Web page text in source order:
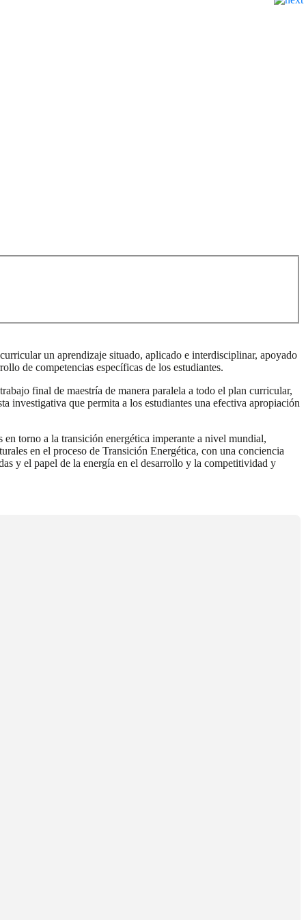
un aprendizaje situado, aplicado e interdisciplinar, apoyado
de competencias específicas de los estudiantes.
final de maestría de manera paralela a todo el plan curricular,
investigativa que permita a los estudiantes una efectiva apropiación
torno a la transición energética imperante a nivel mundial,
en el proceso de Transición Energética, con una conciencia
y el papel de la energía en el desarrollo y la competitividad y